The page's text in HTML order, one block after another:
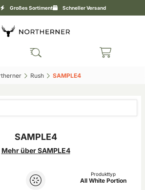
Großes Sortiment Schneller Versand
Rush‎ SAMPLE4‎
SAMPLE4
Mehr über SAMPLE4
Produkttyp
All White Portion